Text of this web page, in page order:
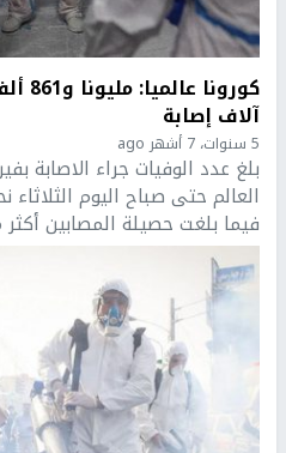
آلاف إصابة
5 سنوات، 7 أشهر ago
بلغ عدد الوفيات جراء الاصابة
فيما بلغت حصيلة المصابين